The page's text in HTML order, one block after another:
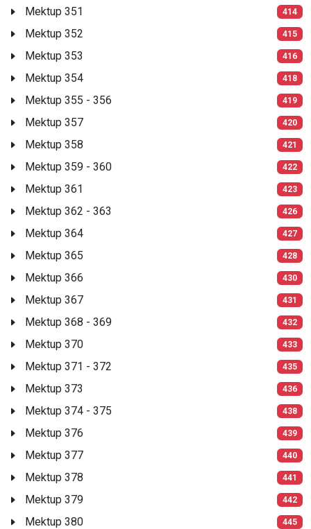
Mektup 351 414
Mektup 352 415
Mektup 353 416
Mektup 354 418
Mektup 355 - 356 419
Mektup 357 420
Mektup 358 421
Mektup 359 - 360 422
Mektup 361 423
Mektup 362 - 363 426
Mektup 364 427
Mektup 365 428
Mektup 366 430
Mektup 367 431
Mektup 368 - 369 432
Mektup 370 433
Mektup 371 - 372 435
Mektup 373 436
Mektup 374 - 375 438
Mektup 376 439
Mektup 377 440
Mektup 378 441
Mektup 379 442
Mektup 380 445